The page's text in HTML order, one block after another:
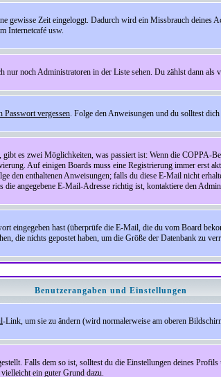
gewisse Zeit eingeloggt. Dadurch wird ein Missbrauch deines
Internetcafé usw.
nur noch Administratoren in der Liste sehen. Du zählst dann als
Passwort vergessen. Folge den Anweisungen und du solltest
es zwei Möglichkeiten, was passiert ist: Wenn die COPPA-
Auf einigen Boards muss eine Registrierung immer erst
enthaltenen Anweisungen; falls du diese E-Mail nicht
angegebene E-Mail-Adresse richtig ist, kontaktiere den
eingegeben hast (überprüfe die E-Mail, die du vom Board
die nichts gepostet haben, um die Größe der Datenbank zu
Benutzerangaben und Einstellungen
-Link, um sie zu ändern (wird normalerweise am oberen
Falls dem so ist, solltest du die Einstellungen deines
ein guter Grund dazu.